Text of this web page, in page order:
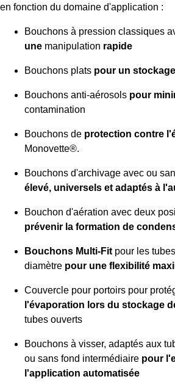
en fonction du domaine d'application :
Bouchons à pression classiques
une manipulation rapide
Bouchons plats pour un
Bouchons anti-aérosols pour
contamination
Bouchons de protection contre
Monovette®.
Bouchons d'archivage avec ou
élevé, universels et adaptés à
Bouchon d'aération avec deux
prévenir la formation de
Bouchons Multi-Fit pour les
diamètre pour une flexibilité
Couvercle pour portoirs pour
l'évaporation lors du stockage
tubes ouverts
Bouchons à visser, adaptés aux
ou sans fond intermédiaire pour
l'application automatisée